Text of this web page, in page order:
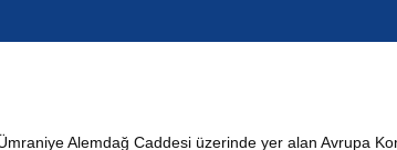
Alemdağ Caddesi üzerinde yer alan Avrupa